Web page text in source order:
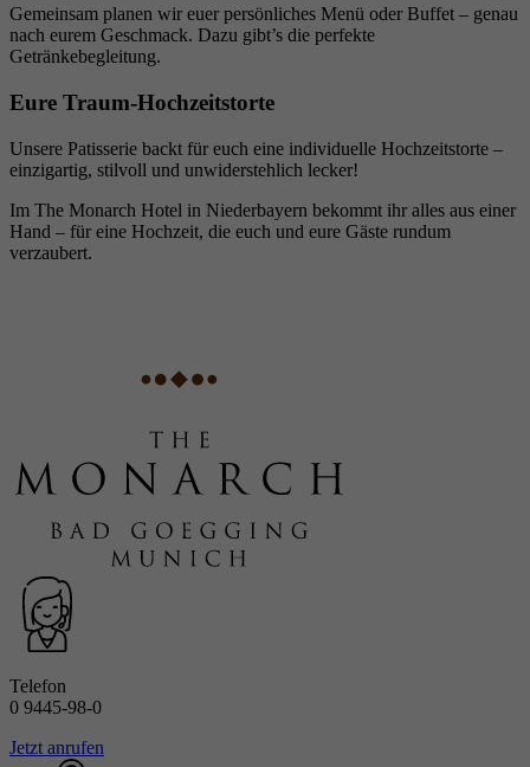
Gemeinsam planen wir euer persönliches Menü oder Buffet – genau
nach eurem Geschmack. Dazu gibt’s die perfekte
Getränkebegleitung.
Eure Traum-Hochzeitstorte
Unsere Patisserie backt für euch eine individuelle Hochzeitstorte –
einzigartig, stilvoll und unwiderstehlich lecker!
Im The Monarch Hotel in Niederbayern bekommt ihr alles aus einer
Hand – für eine Hochzeit, die euch und eure Gäste rundum
verzaubert.
Telefon
0 9445-98-0
Jetzt anrufen